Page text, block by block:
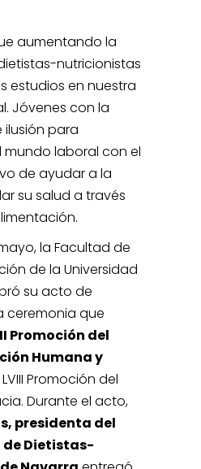
aumentando la
nutricionistas
estudios en nuestra
Jóvenes con la
ilusión para
mundo laboral con el
de ayudar a la
su salud a través
la Facultad de
de la Universidad
su acto de
ceremonia que
Promoción del
Humana y
Promoción del
Durante el acto,
presidenta del
de Dietistas-